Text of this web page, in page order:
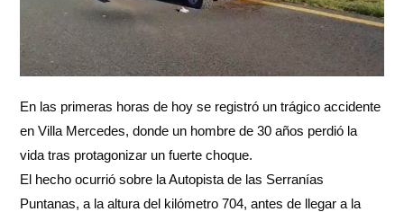
En las primeras horas de hoy se registró un trágico accidente
en Villa Mercedes, donde un hombre de 30 años perdió la
vida tras protagonizar un fuerte choque.
El hecho ocurrió sobre la Autopista de las Serranías
Puntanas, a la altura del kilómetro 704, antes de llegar a la